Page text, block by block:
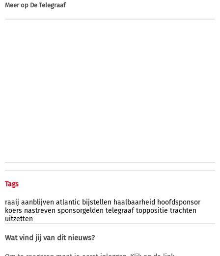
Meer op De Telegraaf
Tags
raaij aanblijven atlantic bijstellen haalbaarheid hoofdsponsor
koers nastreven sponsorgelden telegraaf toppositie trachten
uitzetten
Wat vind jij van dit nieuws?